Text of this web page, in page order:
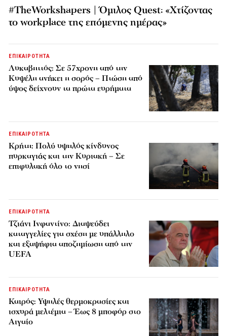
#TheWorkshapers | Όμιλος Quest: «Χτίζοντας
το workplace της επόμενης ημέρας»
ΕΠΙΚΑΙΡΟΤΗΤΑ
Λυκαβηττός: Σε 57χρονη από την
Κυψέλη ανήκει η σορός – Πτώση από
ύψος δείχνουν τα πρώτα ευρήματα
ΕΠΙΚΑΙΡΟΤΗΤΑ
Κρήτη: Πολύ υψηλός κίνδυνος
πυρκαγιάς και την Κυριακή – Σε
επιφυλακή όλο το νησί
ΕΠΙΚΑΙΡΟΤΗΤΑ
Τζιάνι Ινφαντίνο: Διαψεύδει
καταγγελίες για σχέση με υπάλληλο
και εξαψήφια αποζημίωση από την
UEFA
ΕΠΙΚΑΙΡΟΤΗΤΑ
Καιρός: Υψηλές θερμοκρασίες και
ισχυρά μελτέμια – Έως 8 μποφόρ στο
Αιγαίο